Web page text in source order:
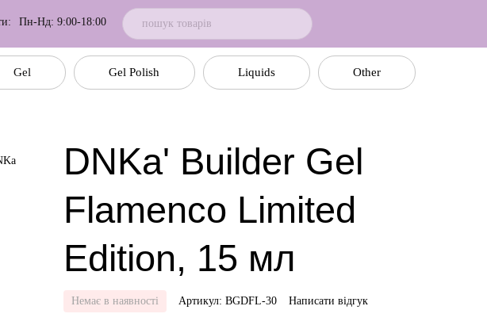
Пн-Нд: 9:00-18:00
Gel Gel Polish Liquids Other
DNKa' Builder Gel
Flamenco Limited
Edition, 15 мл
Немає в наявності Артикул: BGDFL-30 Написати відгук